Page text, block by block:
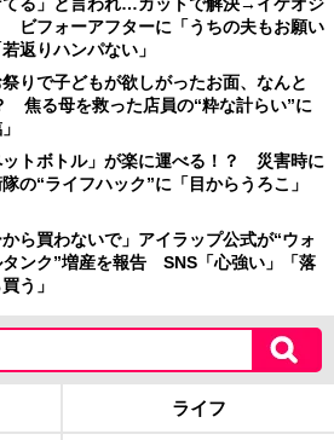
てる」と言われ…カットで解決→イケオジ
ビフォーアフターに「うちの夫もお願い
返りハンパない」
祭りで子どもが欲しがったお面、なんと
焦る母を救った店員の“粋な計らい”に
ットボトル」が楽に運べる！？ 災害時に
の“ライフハック”に「目からうろこ」
から買わないで」アイラップ公式が“ウォ
タンク”増産を報告 SNS「心強い」「落
う」
ライフ